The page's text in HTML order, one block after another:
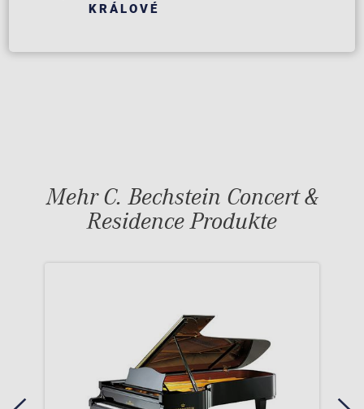
KRÁLOVÉ
Mehr C. Bechstein Concert &
Residence Produkte